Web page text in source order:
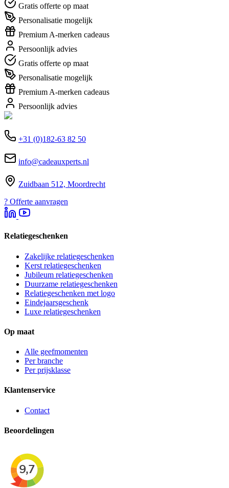
Gratis offerte op maat
Personalisatie mogelijk
Premium A-merken cadeaus
Persoonlijk advies
Gratis offerte op maat
Personalisatie mogelijk
Premium A-merken cadeaus
Persoonlijk advies
+31 (0)182-63 82 50
info@cadeauxperts.nl
Zuidbaan 512, Moordrecht
? Offerte aanvragen
Relatiegeschenken
Zakelijke relatiegeschenken
Kerst relatiegeschenken
Jubileum relatiegeschenken
Duurzame relatiegeschenken
Relatiegeschenken met logo
Eindejaarsgeschenk
Luxe relatiegeschenken
Op maat
Alle geefmomenten
Per branche
Per prijsklasse
Klantenservice
Contact
Beoordelingen